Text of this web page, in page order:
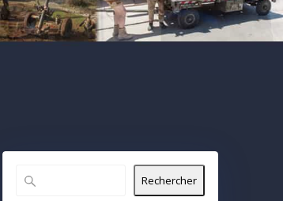
Rechercher